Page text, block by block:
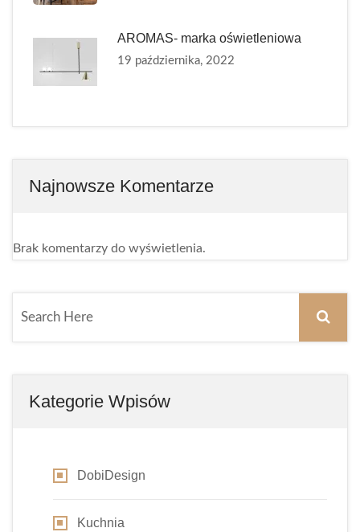
AROMAS- marka oświetleniowa
19 października, 2022
Najnowsze Komentarze
Brak komentarzy do wyświetlenia.
Kategorie Wpisów
DobiDesign
Kuchnia